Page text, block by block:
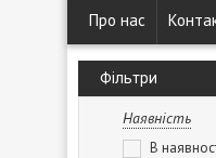
Про нас
Фільтри
Наявність
В